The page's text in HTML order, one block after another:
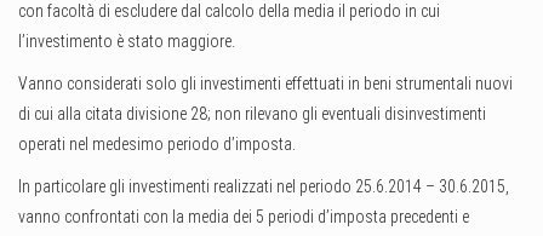
con facoltà di escludere dal calcolo della media il periodo in cui
l’investimento è stato maggiore.
Vanno considerati solo gli investimenti effettuati in beni strumentali nuovi
di cui alla citata divisione 28; non rilevano gli eventuali disinvestimenti
operati nel medesimo periodo d’imposta.
In particolare gli investimenti realizzati nel periodo 25.6.2014 – 30.6.2015,
vanno confrontati con la media dei 5 periodi d’imposta precedenti e